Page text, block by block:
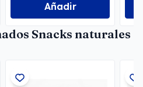
Añadir
Snacks naturales